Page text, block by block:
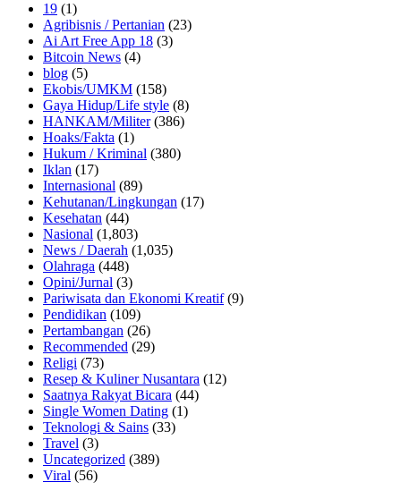
19 (1)
Agribisnis / Pertanian (23)
Ai Art Free App 18 (3)
Bitcoin News (4)
blog (5)
Ekobis/UMKM (158)
Gaya Hidup/Life style (8)
HANKAM/Militer(386)
Hoaks/Fakta (1)
Hukum / Kriminal (380)
Iklan (17)
Internasional (89)
Kehutanan/Lingkungan (17)
Kesehatan (44)
Nasional (1,803)
News / Daerah (1,035)
Olahraga (448)
Opini/Jurnal (3)
Pariwisata dan Ekonomi Kreatif(9)
Pendidikan (109)
Pertambangan (26)
Recommended (29)
Religi (73)
Resep & Kuliner Nusantara (12)
Saatnya Rakyat Bicara (44)
Single Women Dating (1)
Teknologi & Sains (33)
Travel (3)
Uncategorized (389)
Viral (56)